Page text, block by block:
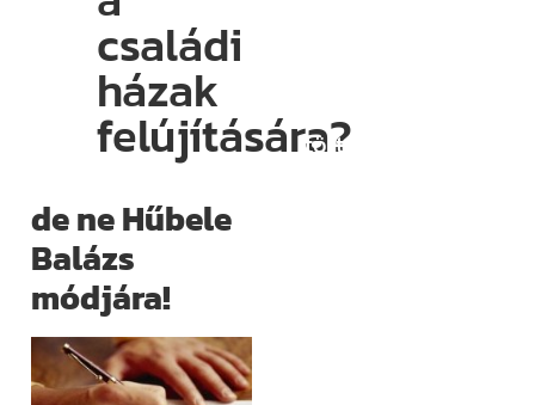
családi
házak
felújítására?
de ne Hűbele
Balázs
módjára!
történik az